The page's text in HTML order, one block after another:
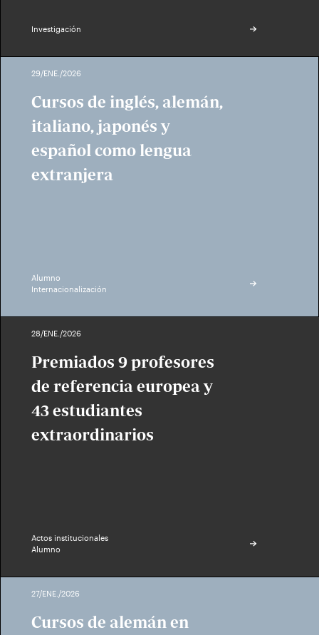
Investigación
29/ENE./2026
Cursos de inglés, alemán,
italiano, japonés y
español como lengua
extranjera
Alumno
Internacionalización
28/ENE./2026
Premiados 9 profesores
de referencia europea y
43 estudiantes
extraordinarios
Actos institucionales
Alumno
27/ENE./2026
Cursos de alemán en